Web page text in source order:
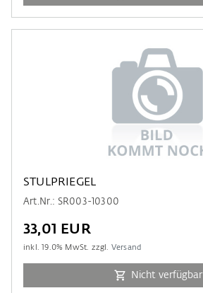
STULPRIEGEL
Art.Nr.: SR003-10300
33,01 EUR
inkl.19.0% MwSt. zzgl. Versand
Nicht verfügbar